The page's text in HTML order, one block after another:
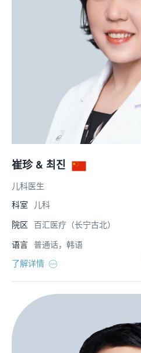
崔珍 & 최진
儿科医生
科室
儿科
院区 百汇医疗（长宁古北）
语言 普通话，韩语
了解详情